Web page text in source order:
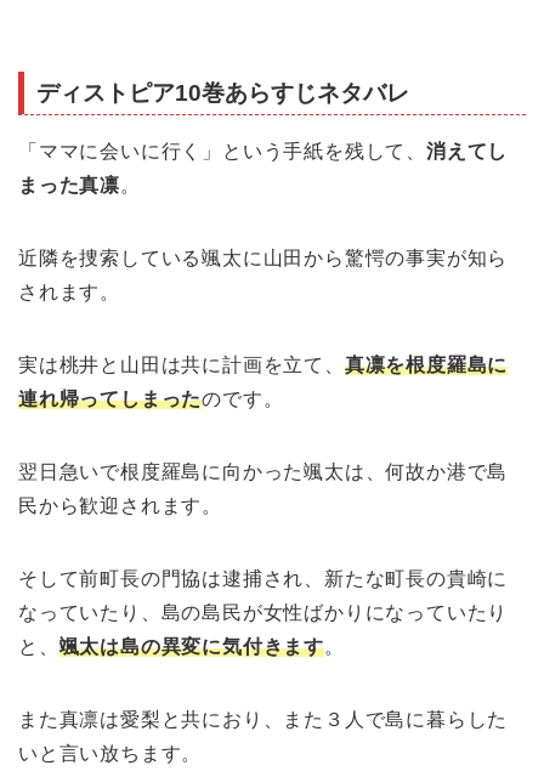
ディストピア10巻あらすじネタバレ
「ママに会いに行く」という手紙を残して、 消えてし
まった真凛。
近隣を捜索している颯太に山田から驚愕の事実が知ら
されます。
実は桃井と山田は共に計画を立て、 真凛を根度羅島に
連れ帰ってしまったのです。
翌日急いで根度羅島に向かった颯太は、何故か港で島
民から歓迎されます。
そして前町長の門協は逮捕され、新たな町長の貴崎に
なっていたり、島の島民が女性ばかりになっていたり
と、 颯太は島の異変に気付きます。
また真凛は愛梨と共におり、また３人で島に暮らした
いと言い放ちます。